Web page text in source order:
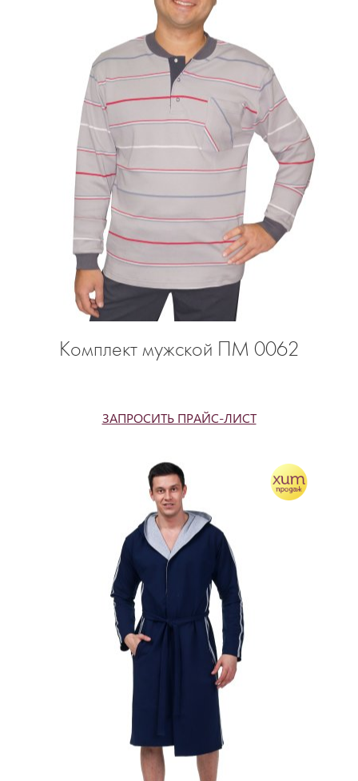
Комплект мужской ПМ 0062
ЗАПРОСИТЬ ПРАЙС-ЛИСТ